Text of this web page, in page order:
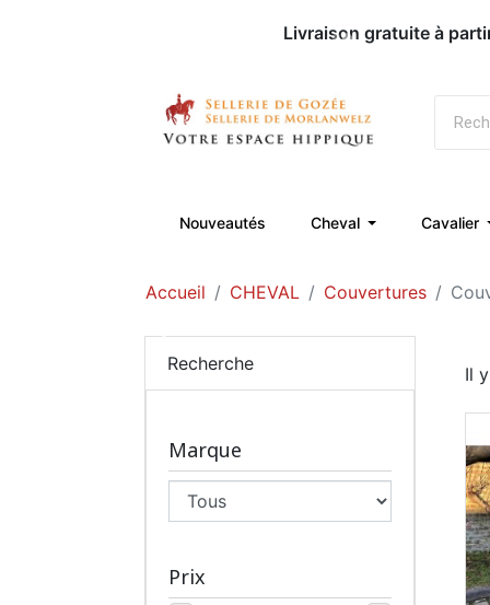
Nouveautés Cheval Cavalier
Accueil CHEVAL Couvertures
Recherche
Marque
Prix
Il